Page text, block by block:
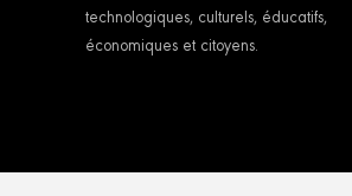
technologiques, culturels, éducatifs,
économiques et citoyens.